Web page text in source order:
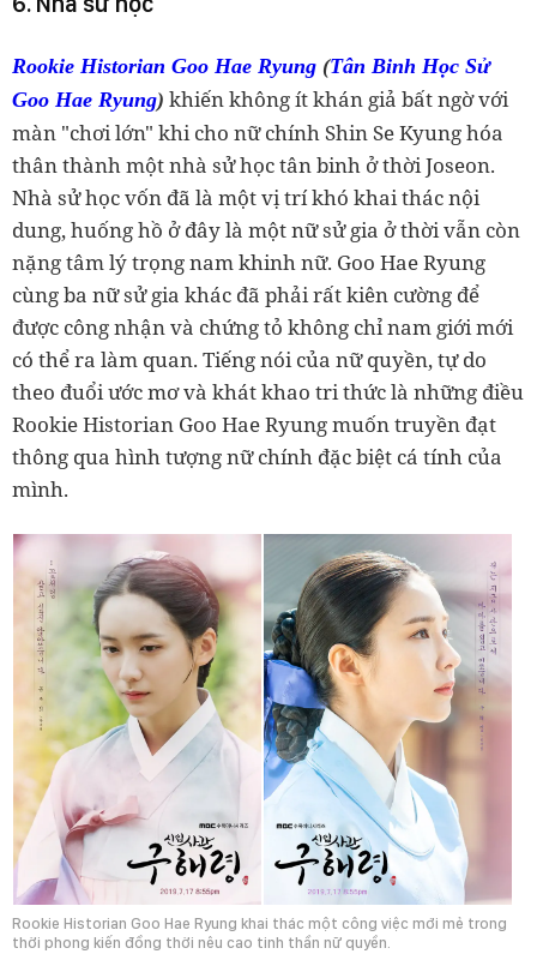
Rookie Historian Goo Hae Ryung (Tân Binh Học Sử
Goo Hae Ryung) khiến không ít khán giả bất ngờ với
màn "chơi lớn" khi cho nữ chính Shin Se Kyung hóa
thân thành một nhà sử học tân binh ở thời Joseon.
Nhà sử học vốn đã là một vị trí khó khai thác nội
dung, huống hồ ở đây là một nữ sử gia ở thời vẫn còn
nặng tâm lý trọng nam khinh nữ. Goo Hae Ryung
cùng ba nữ sử gia khác đã phải rất kiên cường để
được công nhận và chứng tỏ không chỉ nam giới mới
có thể ra làm quan. Tiếng nói của nữ quyền, tự do
theo đuổi ước mơ và khát khao tri thức là những điều
Rookie Historian Goo Hae Ryung muốn truyền đạt
thông qua hình tượng nữ chính đặc biệt cá tính của
mình.
Rookie Historian Goo Hae Ryung khai thác một công việc mới mẻ trong
thời phong kiến đồng thời nêu cao tinh thần nữ quyền.